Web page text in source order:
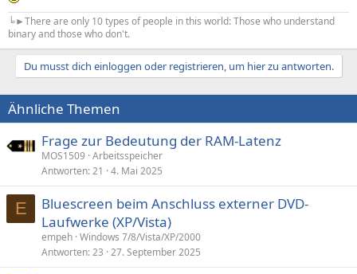
╘►There are only 10 types of people in this world: Those who understand
binary and those who don't.
Du musst dich einloggen oder registrieren, um hier zu antworten.
Ähnliche Themen
Frage zur Bedeutung der RAM-Latenz
MOS1509 Arbeitsspeicher
Antworten 21 4. Mai 2025
E
Bluescreen beim Anschluss externer DVD-
Laufwerke (XP/Vista)
empeh Windows 7/8/Vista/XP/2000
Antworten 23 27. September 2025